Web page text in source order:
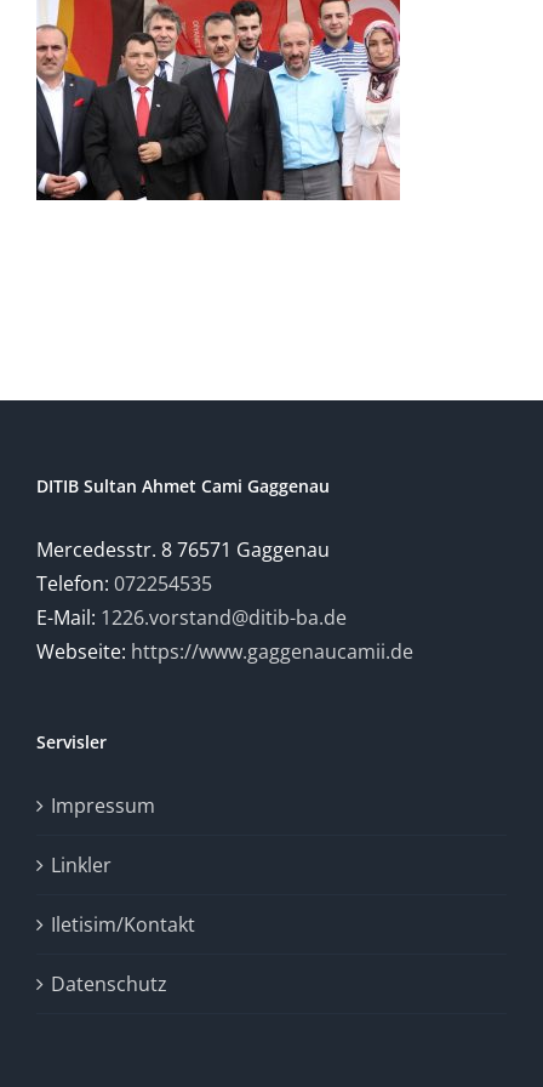
DITIB Sultan Ahmet Cami Gaggenau
Mercedesstr. 8 76571 Gaggenau
Telefon: 072254535
E-Mail: 1226.vorstand@ditib-ba.de
Webseite: https://www.gaggenaucamii.de
Servisler
Impressum
Linkler
Iletisim/Kontakt
Datenschutz